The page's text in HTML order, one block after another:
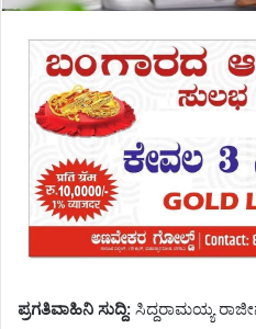
ಪ್ರಗತಿವಾಹಿನಿ ಸುದ್ದಿ: ಸಿದ್ದರಾಮಯ್ಯ